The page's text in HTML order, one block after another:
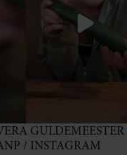
GULDEMEESTER
/ INSTAGRAM